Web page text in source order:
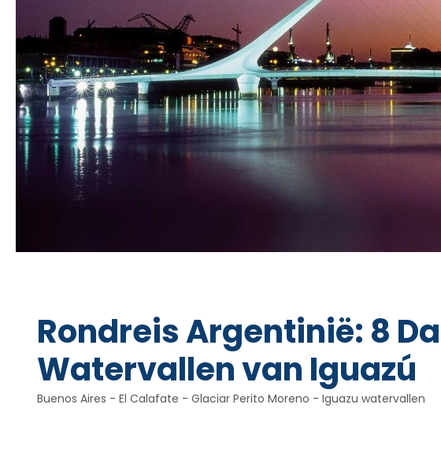
Rondreis Argentinië: 8
Watervallen van Iguazú
Buenos Aires - El Calafate - Glaciar Perito Moreno - Iguazu watervallen